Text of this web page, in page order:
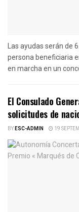
Las ayudas serán de
persona beneficiaria
en marcha en un
El Consulado
solicitudes de
BYESC-ADMIN 19